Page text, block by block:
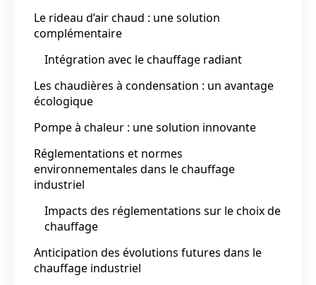
Le rideau d’air chaud : une solution
complémentaire
Intégration avec le chauffage radiant
Les chaudières à condensation : un avantage
écologique
Pompe à chaleur : une solution innovante
Réglementations et normes
environnementales dans le chauffage
industriel
Impacts des réglementations sur le choix de
chauffage
Anticipation des évolutions futures dans le
chauffage industriel